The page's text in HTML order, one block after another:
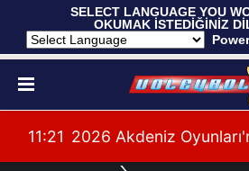
SELECT LANGUAGE YOU
OKUMAK İSTEDİĞİNİZ
Galibiyetle Başladı
11:21 2026 Akdeniz